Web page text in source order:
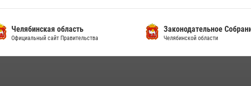
Челябинская область
Официальный сайт Правительства
Законодательное
Челябинской области